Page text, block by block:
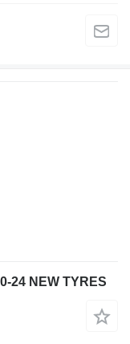
24 NEW TYRES